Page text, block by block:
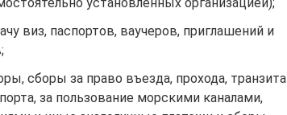
виз, паспортов, ваучеров, приглашений и
сборы за право въезда, прохода, транзита
за пользование морскими каналами,